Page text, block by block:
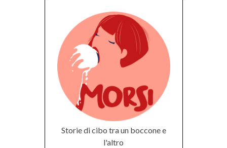
Storie di cibo tra un boccone e
l'altro